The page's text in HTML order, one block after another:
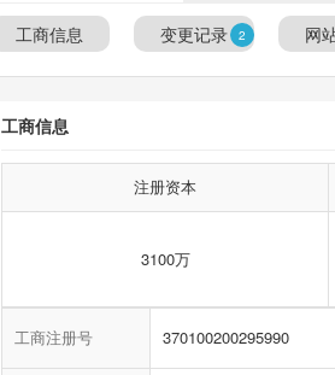
工商信息 变更记录 2 网
工商信息
注册资本
3100万
工商注册号 370100200295990